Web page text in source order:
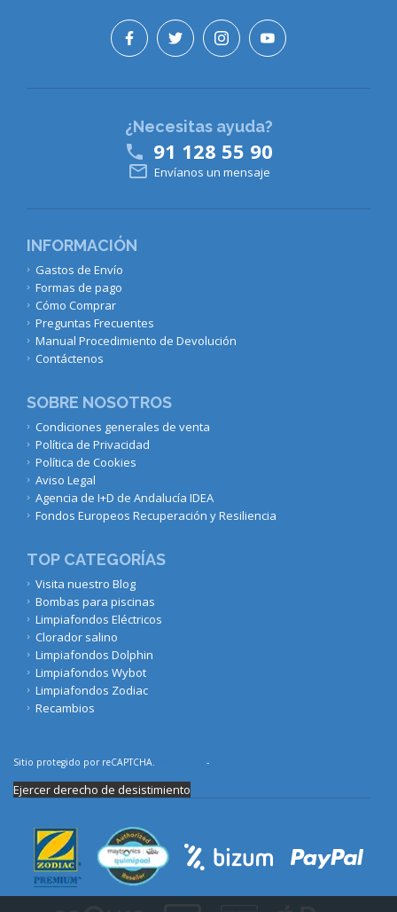
INFORMACIÓN
Gastos de Envío
Formas de pago
Cómo Comprar
Preguntas Frecuentes
Manual Procedimiento de Devolución
Contáctenos
SOBRE NOSOTROS
Condiciones generales de venta
Política de Privacidad
Política de Cookies
Aviso Legal
Agencia de I+D de Andalucía IDEA
Fondos Europeos Recuperación y Resiliencia
TOP CATEGORÍAS
Visita nuestro Blog
Bombas para piscinas
Limpiafondos Eléctricos
Clorador salino
Limpiafondos Dolphin
Limpiafondos Wybot
Limpiafondos Zodiac
Recambios
¿Necesitas ayuda?
 91 128 55 90
 Envíanos un mensaje
Sitio protegido por reCAPTCHA. -
Ejercer derecho de desistimiento